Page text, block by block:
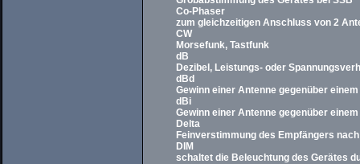
Co-Phaser
zum gleichzeitigen Anschluss von 2
CW
Morsefunk, Tastfunk
dB
Dezibel, Leistungs- oder
dBd
Gewinn einer Antenne gegenüber einem
dBi
Gewinn einer Antenne gegenüber
Delta
Feinverstimmung des Empfängers
DIM
schaltet die Beleuchtung des Gerätes